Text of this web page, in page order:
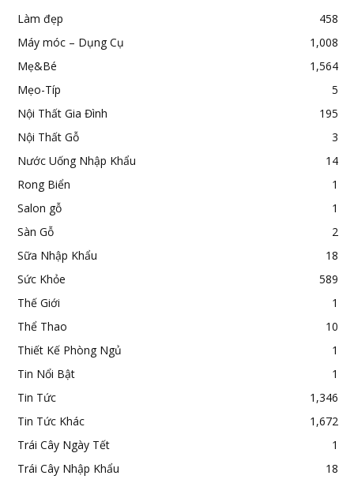
Làm đẹp
458
Máy móc – Dụng Cụ
1,008
Mẹ&Bé
1,564
Mẹo-Típ
5
Nội Thất Gia Đình
195
Nội Thất Gỗ
3
Nước Uống Nhập Khẩu
14
Rong Biển
1
Salon gỗ
1
Sàn Gỗ
2
Sữa Nhập Khẩu
18
Sức Khỏe
589
Thế Giới
1
Thể Thao
10
Thiết Kế Phòng Ngủ
1
Tin Nổi Bật
1
Tin Tức
1,346
Tin Tức Khác
1,672
Trái Cây Ngày Tết
1
Trái Cây Nhập Khẩu
18